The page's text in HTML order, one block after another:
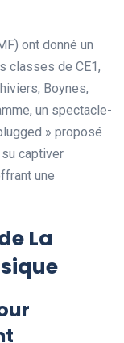
ont donné un
classes de CE1,
Boynes,
un spectacle-
» proposé
captiver
une
La